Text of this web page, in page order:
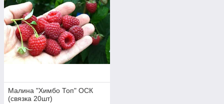
Малина "Химбо Топ" ОСК
(связка 20шт)